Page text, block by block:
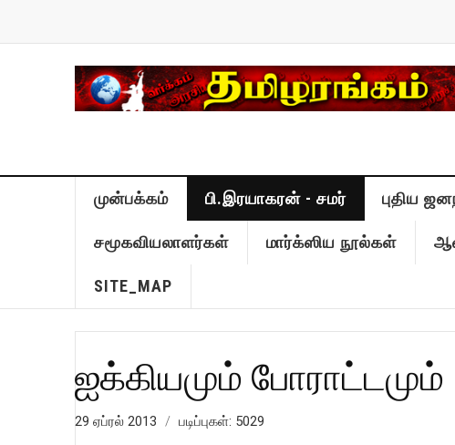
முன்பக்கம் பி.இரயாகரன் - சமர் புதிய
சமூகவியலாளர்கள் மார்க்ஸிய நூல்கள்
SITE_MAP
ஐக்கியமும் போராட்டமும்
29 ஏப்ரல் 2013 படிப்புகள்: 5029